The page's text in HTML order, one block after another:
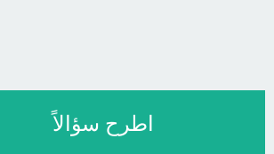
اطرح سؤالاً